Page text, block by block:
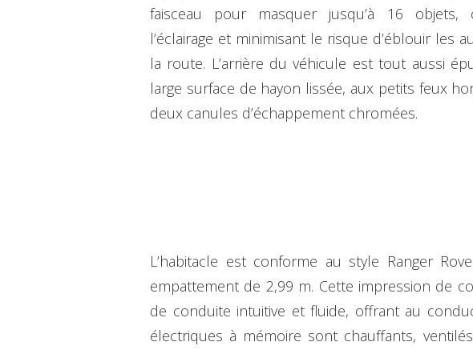
faisceau pour masquer jusqu’à 16 objets,
l’éclairage et minimisant le risque d’éblouir les
la route. L’arrière du véhicule est tout aussi
large surface de hayon lissée, aux petits feux
deux canules d’échappement chromées.
L’habitacle est conforme au style Ranger
empattement de 2,99 m. Cette impression de
de conduite intuitive et fluide, offrant au
électriques à mémoire sont chauffants,